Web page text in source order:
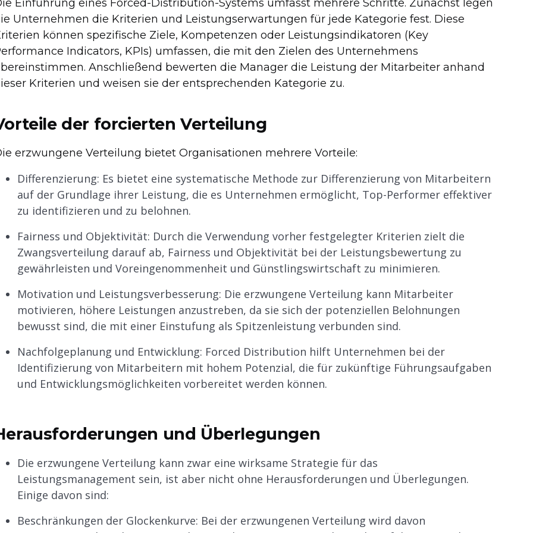
Einführung eines Forced-Distribution-Systems umfasst mehrere Schritte. Zunächst legen
Unternehmen die Kriterien und Leistungserwartungen für jede Kategorie fest. Diese
können spezifische Ziele, Kompetenzen oder Leistungsindikatoren (Key
Indicators, KPIs) umfassen, die mit den Zielen des Unternehmens
Anschließend bewerten die Manager die Leistung der Mitarbeiter anhand
Kriterien und weisen sie der entsprechenden Kategorie zu.
der forcierten Verteilung
erzwungene Verteilung bietet Organisationen mehrere Vorteile:
Differenzierung: Es bietet eine systematische Methode zur Differenzierung von Mitarbeitern
auf der Grundlage ihrer Leistung, die es Unternehmen ermöglicht, Top-Performer effektiver
zu identifizieren und zu belohnen.
Fairness und Objektivität: Durch die Verwendung vorher festgelegter Kriterien zielt die
Zwangsverteilung darauf ab, Fairness und Objektivität bei der Leistungsbewertung zu
gewährleisten und Voreingenommenheit und Günstlingswirtschaft zu minimieren.
Motivation und Leistungsverbesserung: Die erzwungene Verteilung kann Mitarbeiter
motivieren, höhere Leistungen anzustreben, da sie sich der potenziellen Belohnungen
bewusst sind, die mit einer Einstufung als Spitzenleistung verbunden sind.
Nachfolgeplanung und Entwicklung: Forced Distribution hilft Unternehmen bei der
Identifizierung von Mitarbeitern mit hohem Potenzial, die für zukünftige Führungsaufgaben
und Entwicklungsmöglichkeiten vorbereitet werden können.
und Überlegungen
Die erzwungene Verteilung kann zwar eine wirksame Strategie für das
Leistungsmanagement sein, ist aber nicht ohne Herausforderungen und Überlegungen.
Einige davon sind:
Beschränkungen der Glockenkurve: Bei der erzwungenen Verteilung wird davon